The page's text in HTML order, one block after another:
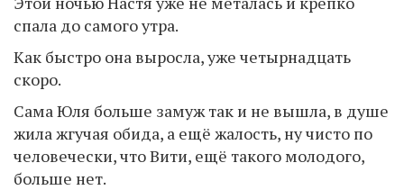
спала до самого утра.
Как быстро она выросла, уже четырнадцать
скоро.
Сама Юля больше замуж так и не вышла, в душе
жила жгучая обида, а ещё жалость, ну чисто по
человечески, что Вити, ещё такого молодого,
больше нет.